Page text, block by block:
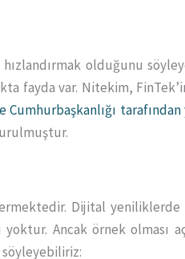
olduğunu
fayda var. Nitekim,
Cumhurbaşkanlığı
Dijital
Ancak örnek olması